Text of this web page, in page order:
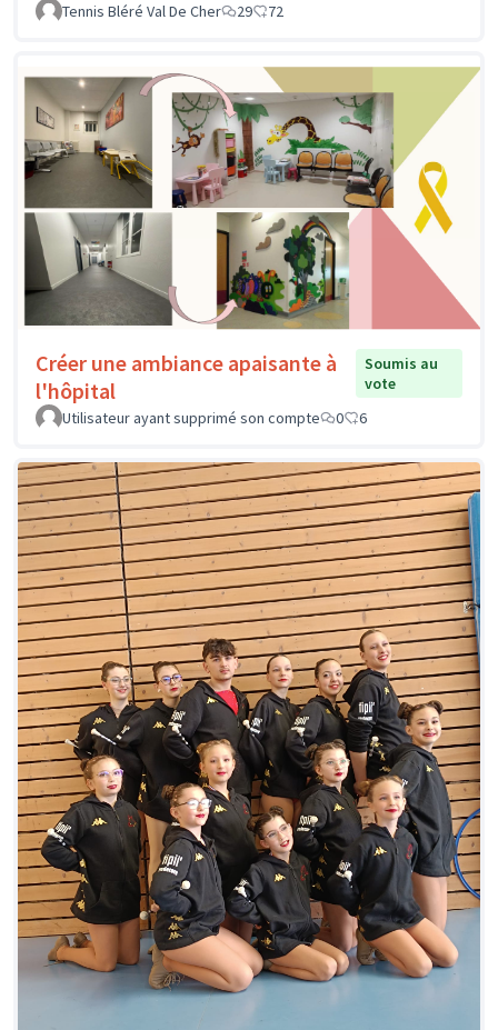
Tennis Bléré Val De Cher
29 72
Créer une ambiance apaisante à
l'hôpital
Soumis au
vote
Utilisateur ayant supprimé son compte
0 6